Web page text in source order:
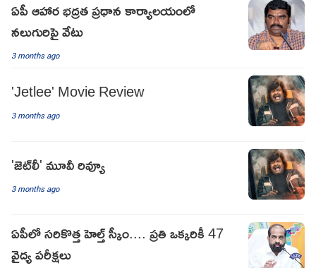
ఏపీ ఆహార భద్రత ప్రధాన కార్యాలయంలో
నలుగురిపై వేటు
3 months ago
'Jetlee' Movie Review
3 months ago
'జెట్‌లీ' మూవీ రివ్యూ
3 months ago
ఏపీలో సరికొత్త హెల్త్ స్కీం.... ప్రతి ఒక్కరికీ 47
వైద్య పరీక్షలు